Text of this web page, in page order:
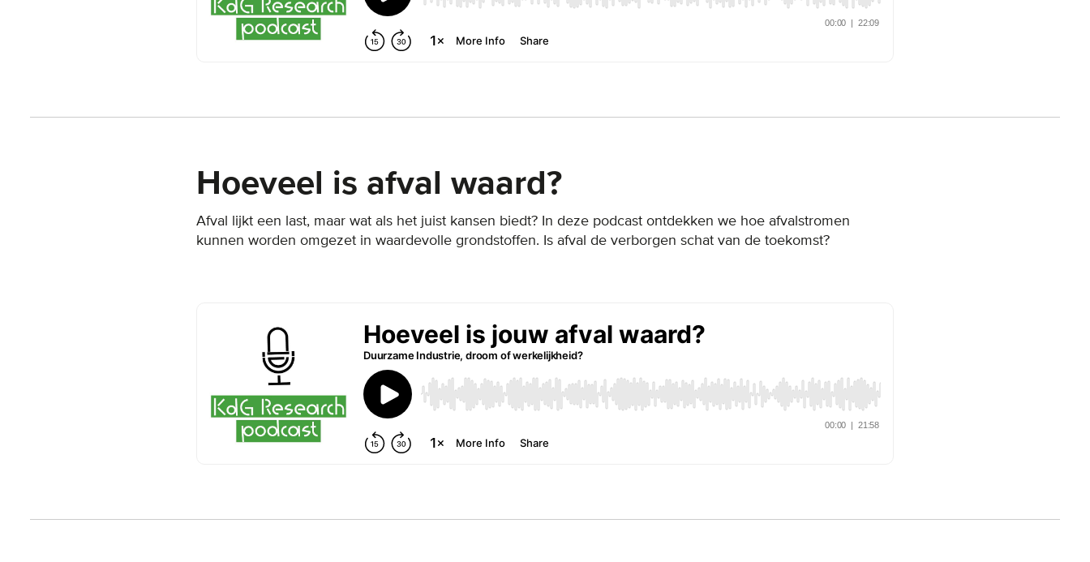
Hoeveel is afval waard?
Afval lijkt een last, maar wat als het juist kansen biedt? In deze podcast ontdekken we hoe afvalstromen
kunnen worden omgezet in waardevolle grondstoffen. Is afval de verborgen schat van de toekomst?